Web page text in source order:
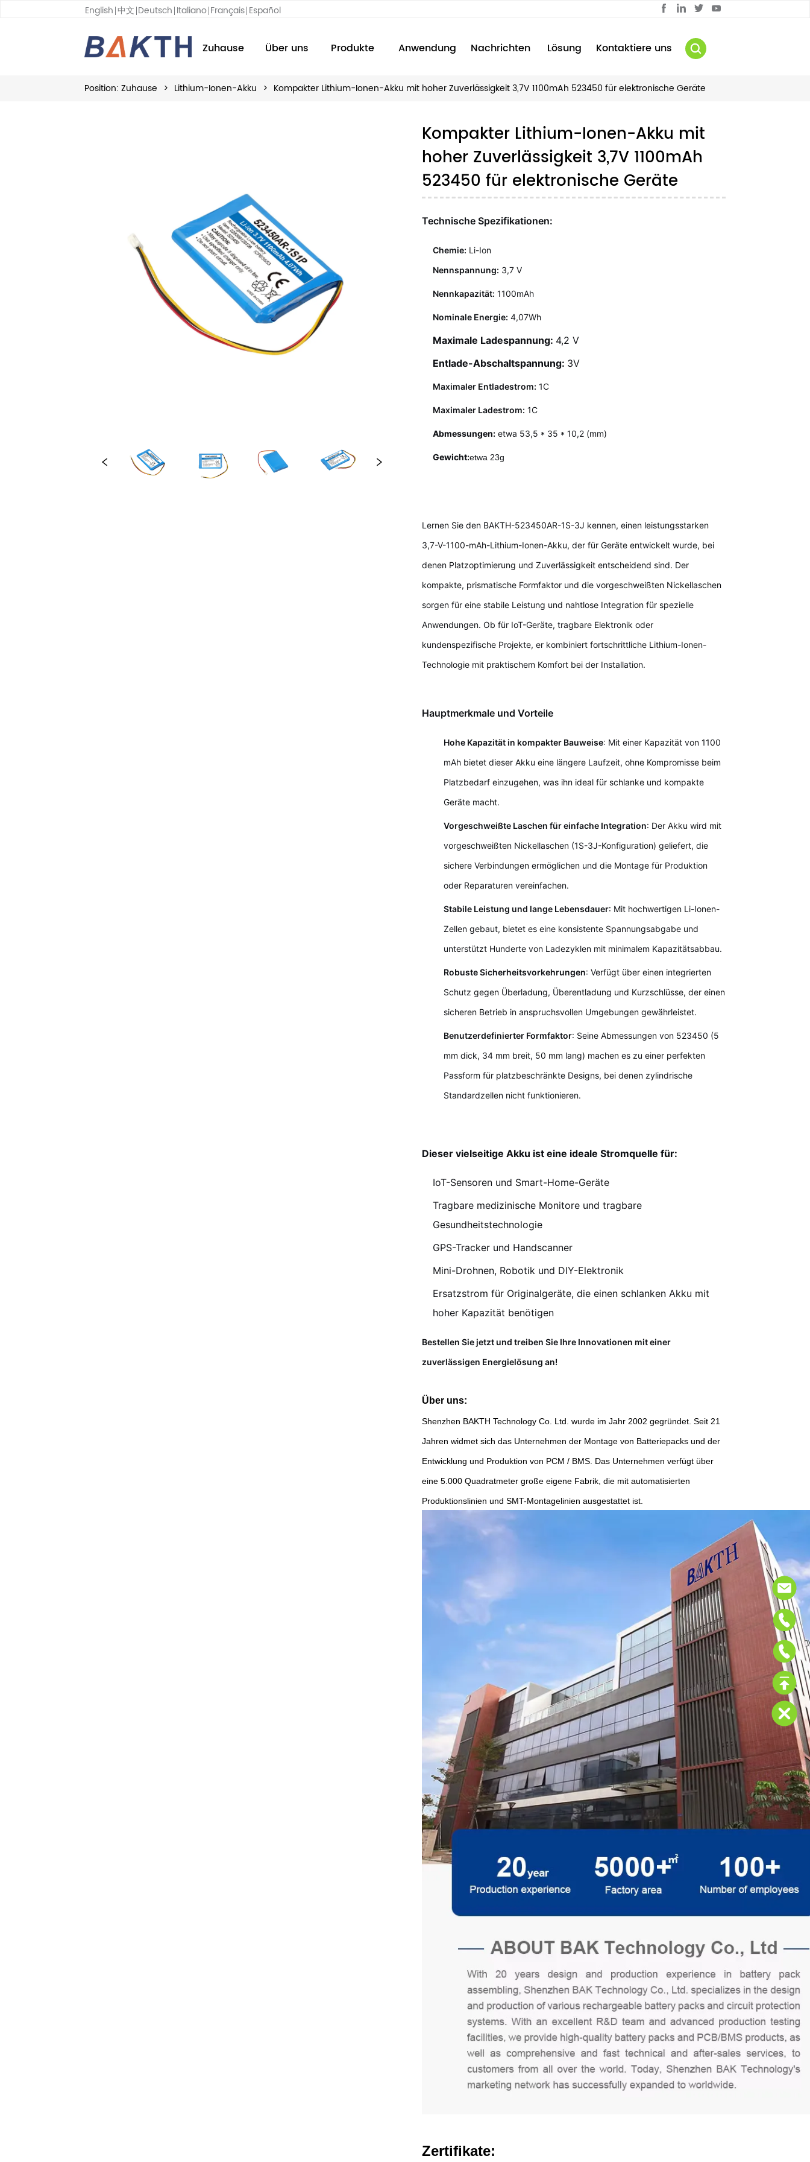
English 中文 Deutsch Italiano Français Español
Zuhause Über uns Produkte Anwendung Nachrichten Lösung Kontaktiere uns
Position: Zuhause > Lithium-Ionen-Akku > Kompakter Lithium-Ionen-Akku mit hoher Zuverlässigkeit 3,7V 1100mAh 523450 für elektronische Geräte
Kompakter Lithium-Ionen-Akku mit
hoher Zuverlässigkeit 3,7V 1100mAh
523450 für elektronische Geräte
Technische Spezifikationen:
Chemie: Li-Ion
Nennspannung: 3,7 V
Nennkapazität: 1100mAh
Nominale Energie: 4,07Wh
Maximale Ladespannung: 4,2 V
Entlade-Abschaltspannung: 3V
Maximaler Entladestrom: 1C
Maximaler Ladestrom: 1C
Abmessungen: etwa 53,5 * 35 * 10,2 (mm)
Gewicht:etwa 23g
Lernen Sie den BAKTH-523450AR-1S-3J kennen, einen leistungsstarken
3,7-V-1100-mAh-Lithium-Ionen-Akku, der für Geräte entwickelt wurde, bei
denen Platzoptimierung und Zuverlässigkeit entscheidend sind. Der
kompakte, prismatische Formfaktor und die vorgeschweißten Nickellaschen
sorgen für eine stabile Leistung und nahtlose Integration für spezielle
Anwendungen. Ob für IoT-Geräte, tragbare Elektronik oder
kundenspezifische Projekte, er kombiniert fortschrittliche Lithium-Ionen-
Technologie mit praktischem Komfort bei der Installation.
Hauptmerkmale und Vorteile
Hohe Kapazität in kompakter Bauweise: Mit einer Kapazität von 1100
mAh bietet dieser Akku eine längere Laufzeit, ohne Kompromisse beim
Platzbedarf einzugehen, was ihn ideal für schlanke und kompakte
Geräte macht.
Vorgeschweißte Laschen für einfache Integration: Der Akku wird mit
vorgeschweißten Nickellaschen (1S-3J-Konfiguration) geliefert, die
sichere Verbindungen ermöglichen und die Montage für Produktion
oder Reparaturen vereinfachen.
Stabile Leistung und lange Lebensdauer: Mit hochwertigen Li-Ionen-
Zellen gebaut, bietet es eine konsistente Spannungsabgabe und
unterstützt Hunderte von Ladezyklen mit minimalem Kapazitätsabbau.
Robuste Sicherheitsvorkehrungen: Verfügt über einen integrierten
Schutz gegen Überladung, Überentladung und Kurzschlüsse, der einen
sicheren Betrieb in anspruchsvollen Umgebungen gewährleistet.
Benutzerdefinierter Formfaktor: Seine Abmessungen von 523450 (5
mm dick, 34 mm breit, 50 mm lang) machen es zu einer perfekten
Passform für platzbeschränkte Designs, bei denen zylindrische
Standardzellen nicht funktionieren.
Dieser vielseitige Akku ist eine ideale Stromquelle für:
IoT-Sensoren und Smart-Home-Geräte
Tragbare medizinische Monitore und tragbare
Gesundheitstechnologie
GPS-Tracker und Handscanner
Mini-Drohnen, Robotik und DIY-Elektronik
Ersatzstrom für Originalgeräte, die einen schlanken Akku mit
hoher Kapazität benötigen
Bestellen Sie jetzt und treiben Sie Ihre Innovationen mit einer
zuverlässigen Energielösung an!
Über uns:
Shenzhen BAKTH Technology Co. Ltd. wurde im Jahr 2002 gegründet. Seit 21
Jahren widmet sich das Unternehmen der Montage von Batteriepacks und der
Entwicklung und Produktion von PCM / BMS. Das Unternehmen verfügt über
eine 5.000 Quadratmeter große eigene Fabrik, die mit automatisierten
Produktionslinien und SMT-Montagelinien ausgestattet ist.
Zertifikate: